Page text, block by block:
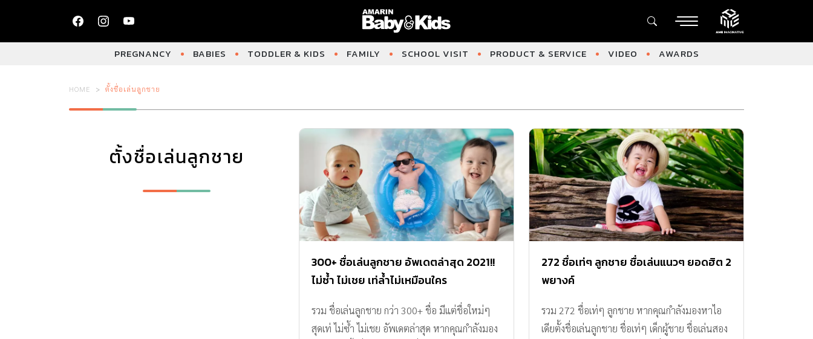
PREGNANCY BABIES TODDLER & KIDS FAMILY SCHOOL VISIT PRODUCT & SERVICE VIDEO AWARDS
HOME ตั้งชื่อเล่นลูกชาย
ตั้งชื่อเล่นลูกชาย
300+ ชื่อเล่นลูกชาย อัพเดตล่าสุด 2021!!
ไม่ซ้ำ ไม่เชย เท่ล้ำไม่เหมือนใคร
รวม ชื่อเล่นลูกชาย กว่า 300+ ชื่อ มีแต่ชื่อใหม่ๆ
สุดเท่ ไม่ซ้ำ ไม่เชย อัพเดตล่าสุด หากคุณกำลังมอง
272 ชื่อเท่ๆ ลูกชาย ชื่อเล่นแนวๆ ยอดฮิต 2
พยางค์
รวม 272 ชื่อเท่ๆ ลูกชาย หากคุณกำลังมองหาไอ
เดียตั้งชื่อเล่นลูกชาย ชื่อเท่ๆ เด็กผู้ชาย ชื่อเล่นสอง